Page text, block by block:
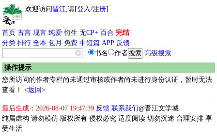
欢迎访问晋江,请[登入/注册]
首页 古言 现言 纯爱 衍生 无CP+ 百合 完结
分类 排行 全本 包月 免费 中短篇 APP 反馈
书名
作者
高级搜索
操作提示
您所访问的作者专栏尚未通过审核或作者尚未进行身份认证，暂时无法
查看！ <返回>
最后生成：2026-08-07 19:47:39 反馈 联系我们@晋江文学城
纯属虚构 请勿模仿 版权所有 侵权必究 适度阅读 切勿沉迷 合理安排 享
受生活